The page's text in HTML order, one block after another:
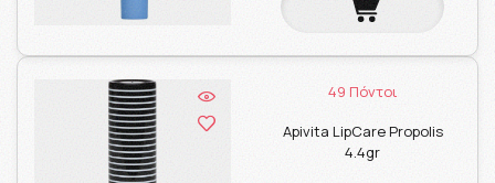
49 Πόντοι
Apivita LipCare Propolis
4.4gr